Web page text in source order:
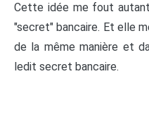
Cette idée me fout
"secret" bancaire. Et elle
de la même manière et
ledit secret bancaire.